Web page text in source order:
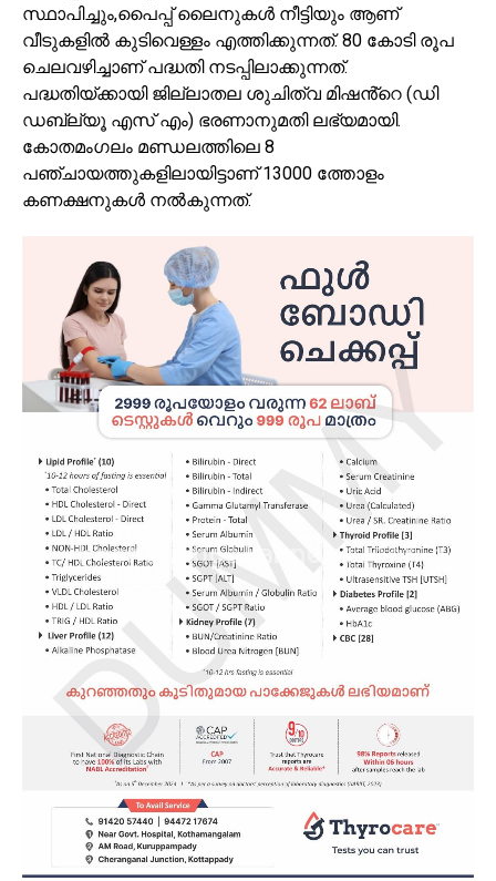
സ്ഥാപിച്ചും,പൈപ്പ് ലൈനുകൾ നീട്ടിയും ആണ്
വീടുകളിൽ കുടിവെള്ളം എത്തിക്കുന്നത്. 80 കോടി രൂപ
ചെലവഴിച്ചാണ് പദ്ധതി നടപ്പിലാക്കുന്നത്.
പദ്ധതിയ്ക്കായി ജില്ലാതല ശുചിത്വ മിഷൻ്റെ (ഡി
ഡബ്ല്യൂ എസ് എം) ഭരണാനുമതി ലഭ്യമായി.
കോതമംഗലം മണ്ഡലത്തിലെ 8
പഞ്ചായത്തുകളിലായിട്ടാണ് 13000 ത്തോളം
കണക്ഷനുകൾ നൽകുന്നത്.